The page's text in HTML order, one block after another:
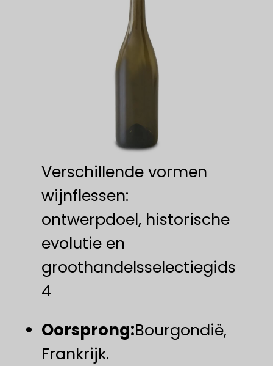
Verschillende vormen
wijnflessen:
ontwerpdoel, historische
evolutie en
groothandelsselectiegids
4
​Oorsprong:​Bourgondië,
Frankrijk.